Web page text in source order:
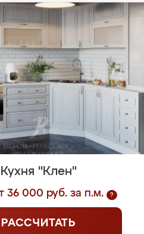
Кухня "Клен"
36 000 руб. за п.м. ?
РАССЧИТАТЬ